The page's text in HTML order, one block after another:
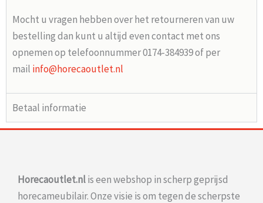
Mocht u vragen hebben over het retourneren van uw
bestelling dan kunt u altijd even contact met ons
opnemen op telefoonnummer 0174-384939 of per
mail info@horecaoutlet.nl
Betaal informatie
Horecaoutlet.nlis een webshop in scherp geprijsd
horecameubilair. Onze visie is om tegen de scherpste